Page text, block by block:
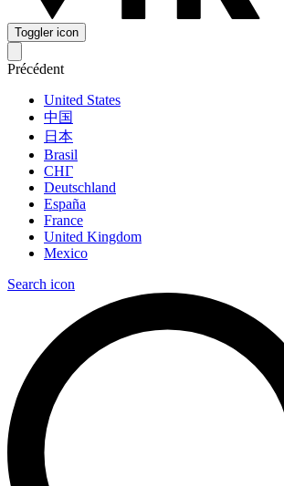
Toggler icon
Précédent
United States
中国
日本
Brasil
СНГ
Deutschland
España
France
United Kingdom
Mexico
Search icon